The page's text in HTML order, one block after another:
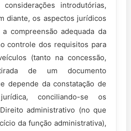
introdutórias,
diante, os aspectos jurídicos
compreensão adequada da
controle dos requisitos para
(tanto na concessão,
de um documento
depende da constatação de
conciliando-se os
administrativo (no que
da função administrativa),